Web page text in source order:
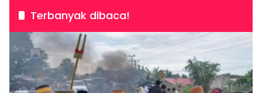
Terbanyak dibaca!